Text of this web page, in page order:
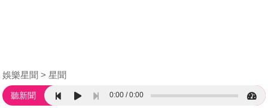
娛樂星聞 星聞
聽新聞 0:00 0:00